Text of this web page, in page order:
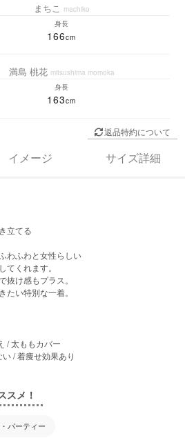
まちこ machiko
身長
166
満島 桃花 mitsushima momoka
身長
163
返品特約について
イメージ サイズ詳細
立てる
わふわと女性らしい
てくれます。
抜け感もプラス。
たい特別な一着。
/ 太ももカバー
/ 着痩せ効果あり
スメ！
パーティー